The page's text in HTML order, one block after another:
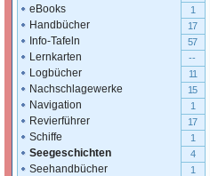
eBooks 1
Handbücher 17
Info-Tafeln 57
Lernkarten --
Logbücher 11
Nachschlagewerke 15
Navigation 1
Revierführer 17
Schiffe 1
Seegeschichten 4
Seehandbücher 1